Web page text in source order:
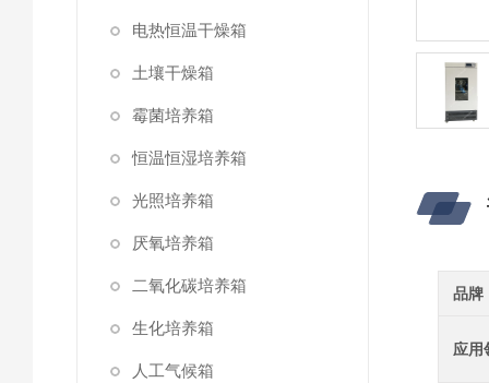
电热恒温干燥箱
土壤干燥箱
霉菌培养箱
恒温恒湿培养箱
光照培养箱
厌氧培养箱
二氧化碳培养箱
生化培养箱
人工气候箱
品牌
应用